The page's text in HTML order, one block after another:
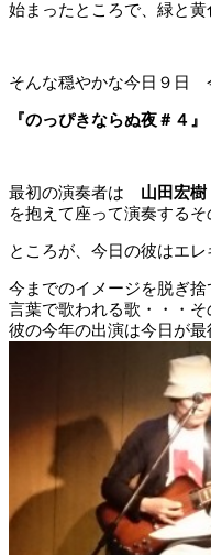
始まったところで、緑と
そんな穏やかな今日９日
『のっぴきならぬ夜＃４』
最初の演奏者は 山田宏樹
を抱えて座って演奏する
ところが、今日の彼はエ
今までのイメージを脱ぎ
言葉で歌われる歌・・・
彼の今年の出演は今日が